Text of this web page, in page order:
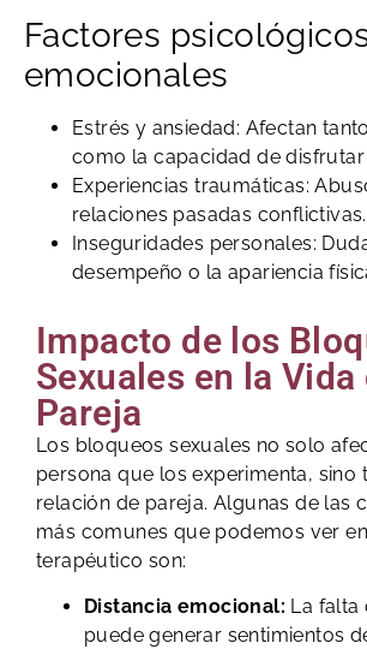
Factores
emocionales
Estrés y ansiedad: Afectan
como la capacidad de disfrutar
Experiencias traumáticas:
relaciones pasadas conflictivas.
Inseguridades personales:
desempeño o la apariencia
Impacto de los
Sexuales en la Vida
Pareja
Los bloqueos sexuales no solo
persona que los experimenta, sino
relación de pareja. Algunas de las
más comunes que podemos ver
terapéutico son:
Distancia emocional: La falta
puede generar sentimientos